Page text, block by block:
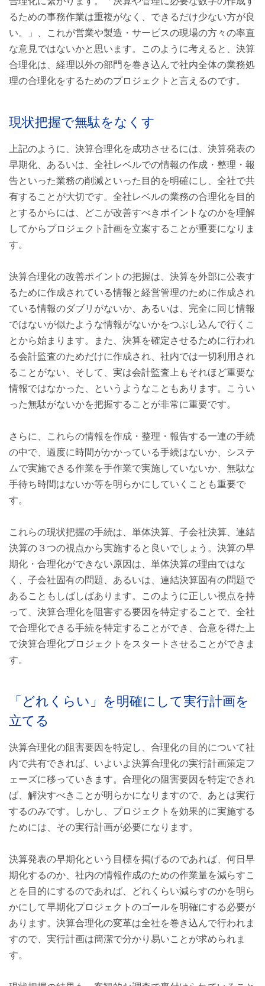
るための事務作業は重複がなく、できるだけ少ない方が良
い。」、これが営業や製造・サービスの現場の方々の率直
な意見ではないかと思います。このように考えると、決算
合理化は、経理以外の部門を巻き込んで社内全体の業務処
理の合理化をするためのプロジェクトと言えるのです。
現状把握で無駄をなくす
上記のように、決算合理化を成功させるには、決算発表の
早期化、あるいは、全社レベルでの情報の作成・整理・報
告といった業務の削減といった目的を明確にし、全社で共
有することが大切です。全社レベルの業務の合理化を目的
とするからには、どこが改善すべきポイントなのかを理解
してからプロジェクト計画を立案することが重要になりま
す。
決算合理化の改善ポイントの把握は、決算を外部に公表す
るために作成されている情報と経営管理のために作成され
ている情報のダブリがないか、あるいは、完全に同じ情報
ではないが似たような情報がないかをつぶし込んで行くこ
とから始まります。また、決算を確定させるために行われ
る会計監査のためだけに作成され、社内では一切利用され
ることがない、そして、実は会計監査上もそれほど重要な
情報ではなかった、というようなこともあります。こうい
った無駄がないかを把握することが非常に重要です。
さらに、これらの情報を作成・整理・報告する一連の手続
の中で、過度に時間がかかっている手続はないか、システ
ムで実施できる作業を手作業で実施していないか、無駄な
手待ち時間はないか等を明らかにしていくことも重要で
す。
これらの現状把握の手続は、単体決算、子会社決算、連結
決算の３つの視点から実施すると良いでしょう。決算の早
期化・合理化ができない原因は、単体決算の理由ではな
く、子会社固有の問題、あるいは、連結決算固有の問題で
あることもしばしばあります。このように正しい視点を持
って、決算合理化を阻害する要因を特定することで、全社
で合理化できる手続を特定することができ、合意を得た上
で決算合理化プロジェクトをスタートさせることができま
す。
「どれくらい」を明確にして実行計画を
立てる
決算合理化の阻害要因を特定し、合理化の目的について社
内で共有できれば、いよいよ決算合理化の実行計画策定フ
ェーズに移っていきます。合理化の阻害要因を特定できれ
ば、解決すべきことが明らかになりますので、あとは実行
するのみです。しかし、プロジェクトを効果的に実施する
ためには、その実行計画が必要になります。
決算発表の早期化という目標を掲げるのであれば、何日早
期化するのか、社内の情報作成のための作業量を減らすこ
とを目的にするのであれば、どれくらい減らすのかを明ら
かにして早期化プロジェクトのゴールを明確にする必要が
あります。決算合理化の変革は全社を巻き込んで行われま
すので、実行計画は簡潔で分かり易いことが求められま
す。